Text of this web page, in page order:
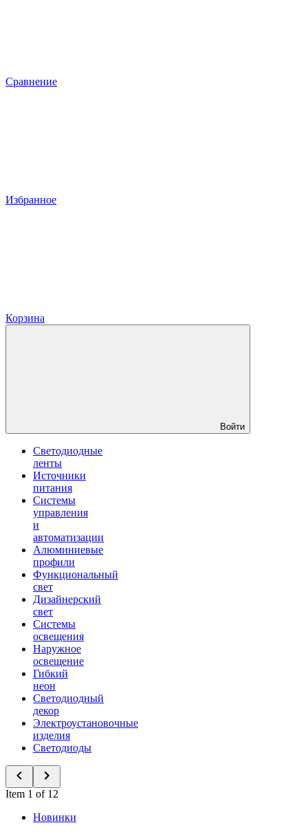
Сравнение
Избранное
Корзина
Войти
Светодиодные
ленты
Источники
питания
Системы
управления
и
автоматизации
Алюминиевые
профили
Функциональный
свет
Дизайнерский
свет
Системы
освещения
Наружное
освещение
Гибкий
неон
Светодиодный
декор
Электроустановочные
изделия
Светодиоды
Item 1 of 12
Новинки